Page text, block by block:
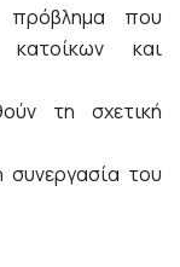
πρόβλημα που
κατοίκων και
τη σχετική
του